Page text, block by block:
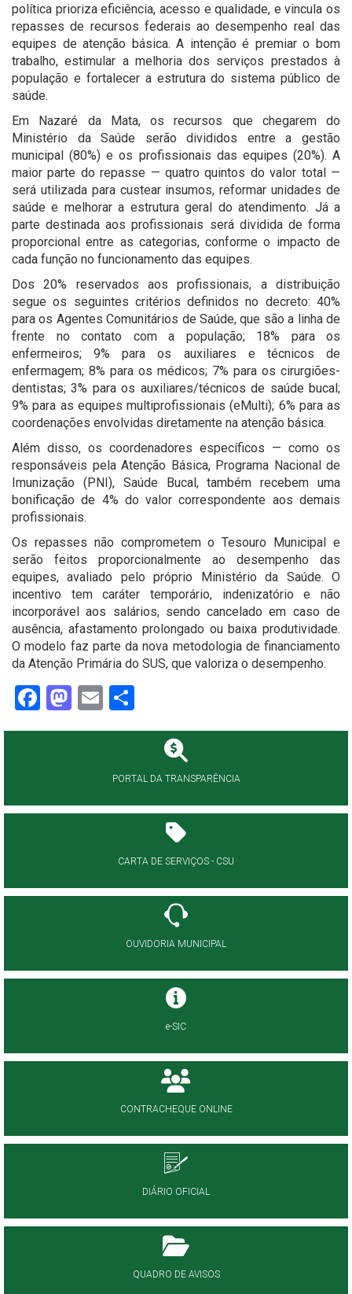
política prioriza eficiência, acesso e qualidade, e vincula os
repasses de recursos federais ao desempenho real das
equipes de atenção básica. A intenção é premiar o bom
trabalho, estimular a melhoria dos serviços prestados à
população e fortalecer a estrutura do sistema público de
saúde.
Em Nazaré da Mata, os recursos que chegarem do
Ministério da Saúde serão divididos entre a gestão
municipal (80%) e os profissionais das equipes (20%). A
maior parte do repasse — quatro quintos do valor total —
será utilizada para custear insumos, reformar unidades de
saúde e melhorar a estrutura geral do atendimento. Já a
parte destinada aos profissionais será dividida de forma
proporcional entre as categorias, conforme o impacto de
cada função no funcionamento das equipes.
Dos 20% reservados aos profissionais, a distribuição
segue os seguintes critérios definidos no decreto: 40%
para os Agentes Comunitários de Saúde, que são a linha de
frente no contato com a população; 18% para os
enfermeiros; 9% para os auxiliares e técnicos de
enfermagem; 8% para os médicos; 7% para os cirurgiões-
dentistas; 3% para os auxiliares/técnicos de saúde bucal;
9% para as equipes multiprofissionais (eMulti); 6% para as
coordenações envolvidas diretamente na atenção básica.
Além disso, os coordenadores específicos — como os
responsáveis pela Atenção Básica, Programa Nacional de
Imunização (PNI), Saúde Bucal, também recebem uma
bonificação de 4% do valor correspondente aos demais
profissionais.
Os repasses não comprometem o Tesouro Municipal e
serão feitos proporcionalmente ao desempenho das
equipes, avaliado pelo próprio Ministério da Saúde. O
incentivo tem caráter temporário, indenizatório e não
incorporável aos salários, sendo cancelado em caso de
ausência, afastamento prolongado ou baixa produtividade.
O modelo faz parte da nova metodologia de financiamento
da Atenção Primária do SUS, que valoriza o desempenho.
Facebook
Mastodon
Email
PORTAL DA TRANSPARÊNCIA
CARTA DE SERVIÇOS - CSU
OUVIDORIA MUNICIPAL
e-SIC
CONTRACHEQUE ONLINE
DIÁRIO OFICIAL
QUADRO DE AVISOS